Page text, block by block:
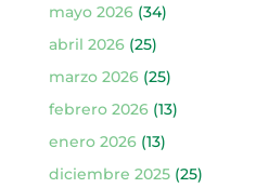
mayo 2026(34)
abril 2026(25)
marzo 2026(25)
febrero 2026(13)
enero 2026(13)
diciembre 2025(25)